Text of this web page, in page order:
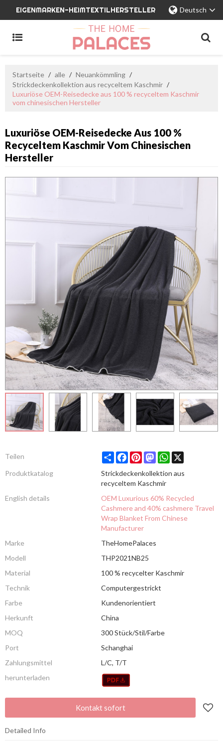
EIGENMARKEN-HEIMTEXTILHERSTELLER Deutsch
Startseite / alle / Neuankömmling /
Strickdeckenkollektion aus recyceltem Kaschmir /
Luxuriöse OEM-Reisedecke aus 100 % recyceltem Kaschmir
vom chinesischen Hersteller
Luxuriöse OEM-Reisedecke Aus 100 %
Recyceltem Kaschmir Vom Chinesischen
Hersteller
Teilen ShareFacebookPinterestMastodonWhatsApp
X
Produktkatalog
Strickdeckenkollektion aus
recyceltem Kaschmir
English details
OEM Luxurious 60% Recycled
Cashmere and 40% cashmere Travel
Wrap Blanket From Chinese
Manufacturer
Marke
TheHomePalaces
Modell
THP2021NB25
Material
100 % recycelter Kaschmir
Technik
Computergestrickt
Farbe
Kundenorientiert
Herkunft
China
MOQ
300 Stück/Stil/Farbe
Port
Schanghai
Zahlungsmittel
L/C, T/T
herunterladen
Kontakt sofort
Detailed Info